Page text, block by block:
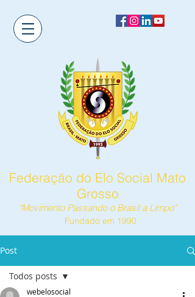
Federação do Elo Social Mato
Grosso
"Movimento Passando o Brasil a Limpo"
Fundado em 1990
Post
Todos posts
webelosocial